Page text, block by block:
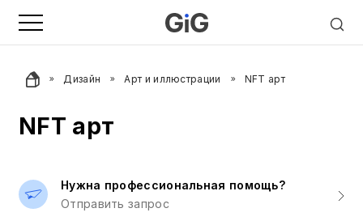
Дизайн Арт и иллюстрации NFT арт
NFT арт
Нужна профессиональная помощь?
Отправить запрос